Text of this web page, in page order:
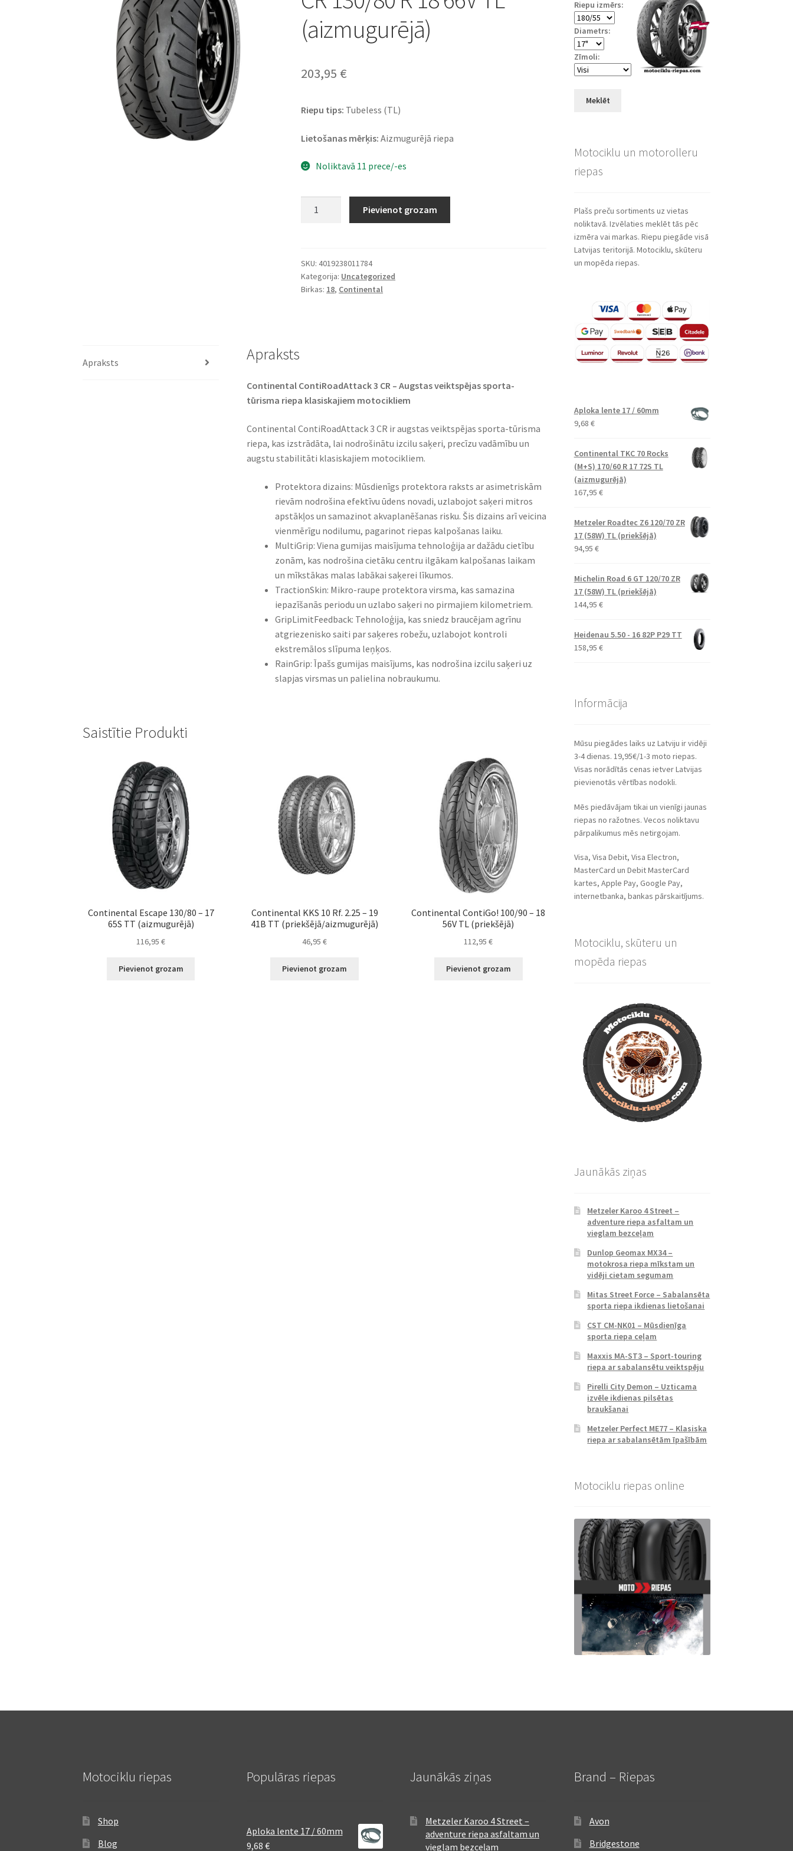
(aizmugurējā)
203,95 €
Riepu tips: Tubeless (TL)
Lietošanas mērķis: Aizmugurējā riepa
Noliktavā 11 prece/-es
130/80
R
18
Pievienot grozam
SKU:4019238011784
Kategorija: Uncategorized
Birkas: 18, Continental
Apraksts Apraksts
Continental ContiRoadAttack 3 CR – Augstas veiktspējas sporta-
tūrisma riepa klasiskajiem motocikliem
Continental ContiRoadAttack 3 CR ir augstas veiktspējas sporta-tūrisma
riepa, kas izstrādāta, lai nodrošinātu izcilu saķeri, precīzu vadāmību un
augstu stabilitāti klasiskajiem motocikliem.
Protektora dizains: Mūsdienīgs protektora raksts ar asimetriskām
rievām nodrošina efektīvu ūdens novadi, uzlabojot saķeri mitros
apstākļos un samazinot akvaplanēšanas risku. Šis dizains arī veicina
vienmērīgu nodilumu, pagarinot riepas kalpošanas laiku.
MultiGrip: Viena gumijas maisījuma tehnoloģija ar dažādu cietību
zonām, kas nodrošina cietāku centru ilgākam kalpošanas laikam
un mīkstākas malas labākai saķerei līkumos.
TractionSkin: Mikro-raupe protektora virsma, kas samazina
iepazīšanās periodu un uzlabo saķeri no pirmajiem kilometriem.
GripLimitFeedback: Tehnoloģija, kas sniedz braucējam agrīnu
atgriezenisko saiti par saķeres robežu, uzlabojot kontroli
ekstremālos slīpuma leņķos.
RainGrip: Īpašs gumijas maisījums, kas nodrošina izcilu saķeri uz
slapjas virsmas un palielina nobraukumu.
Saistītie Produkti
Continental Escape 130/80 – 17
65S TT (aizmugurējā)
116,95€
Pievienot grozam
Continental KKS 10 Rf. 2.25 – 19
41B TT (priekšējā/aizmugurējā)
46,95€
Pievienot grozam
Continental ContiGo! 100/90 – 18
56V TL (priekšējā)
112,95€
Pievienot grozam
Riepu izmērs:
Diametrs:
Zīmoli:
Meklēt
Motociklu un motorolleru
riepas
Plašs preču sortiments uz vietas
noliktavā. Izvēlaties meklēt tās pēc
izmēra vai markas. Riepu piegāde visā
Latvijas teritorijā. Motociklu, skūteru
un mopēda riepas.
Aploka lente 17 / 60mm
9,68 €
Continental TKC 70 Rocks
(M+S) 170/60 R 17 72S TL
(aizmugurējā)
167,95 €
Metzeler Roadtec Z6 120/70 ZR
17 (58W) TL (priekšējā)
94,95 €
Michelin Road 6 GT 120/70 ZR
17 (58W) TL (priekšējā)
144,95 €
Heidenau 5.50 - 16 82P P29 TT
158,95 €
Informācija
Mūsu piegādes laiks uz Latviju ir vidēji
3-4 dienas. 19,95€/1-3 moto riepas.
Visas norādītās cenas ietver Latvijas
pievienotās vērtības nodokli.
Mēs piedāvājam tikai un vienīgi jaunas
riepas no ražotnes. Vecos noliktavu
pārpalikumus mēs netirgojam.
Visa, Visa Debit, Visa Electron,
MasterCard un Debit MasterCard
kartes, Apple Pay, Google Pay,
internetbanka, bankas pārskaitījums.
Motociklu, skūteru un
mopēda riepas
Jaunākās ziņas
Metzeler Karoo 4 Street –
adventure riepa asfaltam un
vieglam bezceļam
Dunlop Geomax MX34 –
motokrosa riepa mīkstam un
vidēji cietam segumam
Mitas Street Force – Sabalansēta
sporta riepa ikdienas lietošanai
CST CM-NK01 – Mūsdienīga
sporta riepa ceļam
Maxxis MA-ST3 – Sport-touring
riepa ar sabalansētu veiktspēju
Pirelli City Demon – Uzticama
izvēle ikdienas pilsētas
braukšanai
Metzeler Perfect ME77 – Klasiska
riepa ar sabalansētām īpašībām
Motociklu riepas online
Motociklu riepas
Shop
Blog
Populāras riepas
Aploka lente 17 / 60mm
9,68 €
Jaunākās ziņas
Metzeler Karoo 4 Street –
adventure riepa asfaltam un
vieglam bezceļam
Brand – Riepas
Avon
Bridgestone